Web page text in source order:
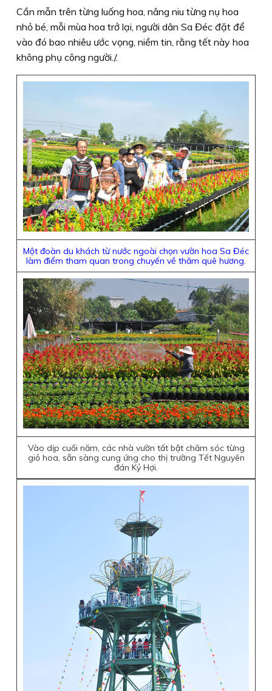
Cần mẫn trên từng luống hoa, nâng niu từng nụ hoa
nhỏ bé, mỗi mùa hoa trở lại, người dân Sa Đéc đặt để
vào đó bao nhiêu ước vọng, niềm tin, rằng tết này hoa
không phụ công người./.
Một đoàn du khách từ nước ngoài chọn vườn hoa Sa Đéc
làm điểm tham quan trong chuyến về thăm quê hương.
Vào dịp cuối năm, các nhà vườn tất bật chăm sóc từng
giỏ hoa, sẵn sàng cung ứng cho thị trường Tết Nguyên
đán Kỷ Hợi.